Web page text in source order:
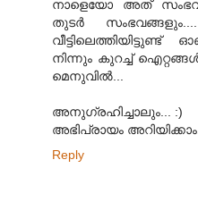
നാളെയോ അത്‌
തുടര്‍
നിന്നും കുറച്ച്‌
മെനുവില്‍...
അനുഗ്രഹിച്ചാലും... :)
അഭിപ്രായം അറിയിക്കാം..
Reply